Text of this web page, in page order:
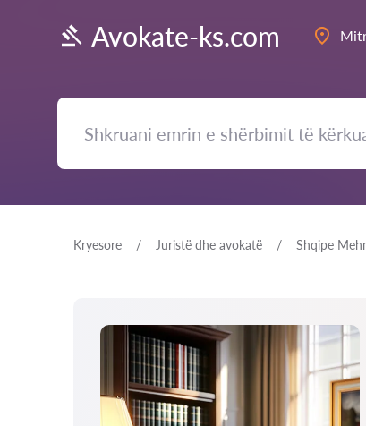
Avokate-ks.com
Kryesore Juristë dhe avokatë Shqipe